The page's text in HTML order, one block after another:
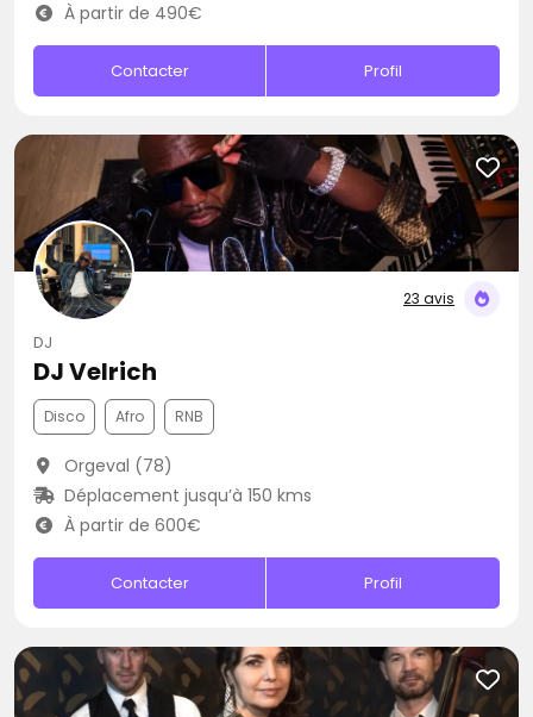
À partir de 490€
Contacter Profil
23 avis
DJ
DJ Velrich
Disco Afro RNB
Orgeval (78)
Déplacement jusqu’à 150 kms
À partir de 600€
Contacter Profil